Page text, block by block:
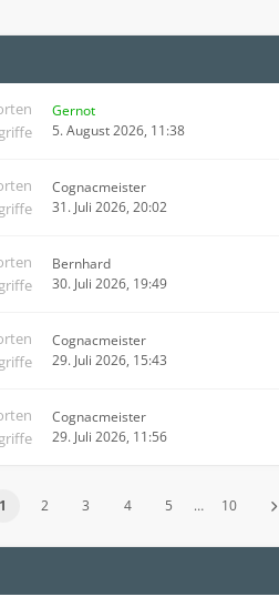
Gernot
5. August 2026, 11:38
Cognacmeister
31. Juli 2026, 20:02
Bernhard
30. Juli 2026, 19:49
Cognacmeister
29. Juli 2026, 15:43
Cognacmeister
29. Juli 2026, 11:56
1 2 3 4 5 … 10